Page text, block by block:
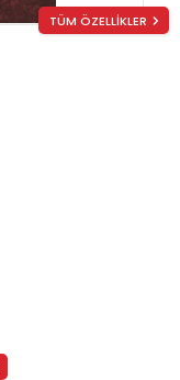
TÜM ÖZELLİKLER